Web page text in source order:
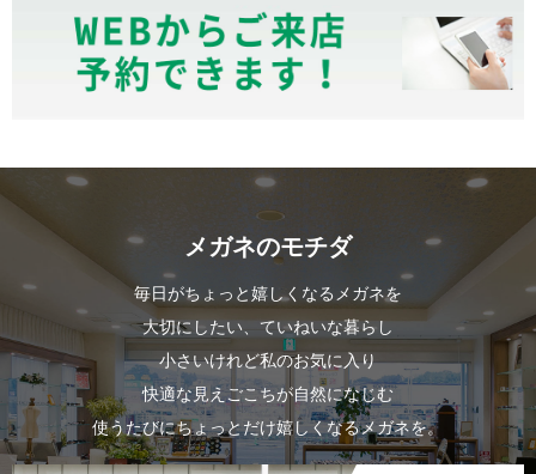
メガネのモチダ
毎日がちょっと嬉しくなるメガネを
大切にしたい、ていねいな暮らし
小さいけれど私のお気に入り
快適な見えごこちが自然になじむ
使うたびにちょっとだけ嬉しくなるメガネを。